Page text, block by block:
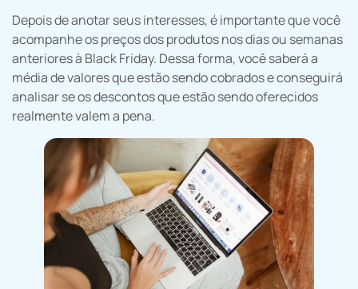
Depois de anotar seus interesses, é importante que você
acompanhe os preços dos produtos nos dias ou semanas
anteriores à Black Friday. Dessa forma, você saberá a
média de valores que estão sendo cobrados e conseguirá
analisar se os descontos que estão sendo oferecidos
realmente valem a pena.